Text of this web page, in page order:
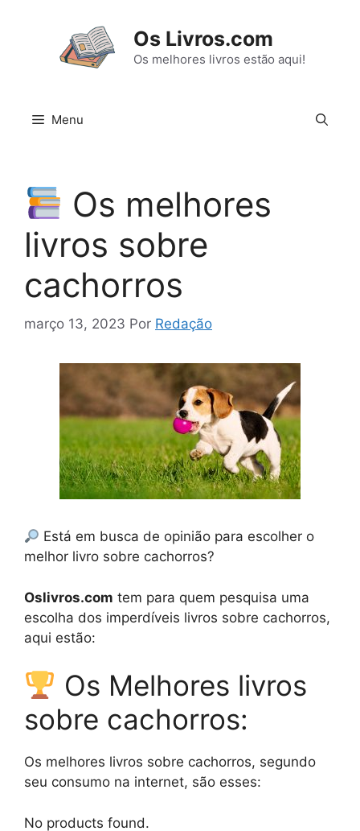
Os Livros.com
Os melhores livros estão aqui!
Menu
Os melhores
livros sobre
cachorros
março 13, 2023 Por Redação
Está em busca de opinião para escolher o
melhor livro sobre cachorros?
Oslivros.com tem para quem pesquisa uma
escolha dos imperdíveis livros sobre cachorros,
aqui estão:
Os Melhores livros
sobre cachorros:
Os melhores livros sobre cachorros, segundo
seu consumo na internet, são esses:
No products found.